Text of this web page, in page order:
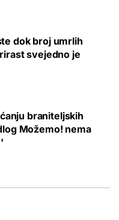
dok broj umrlih
svejedno je
braniteljskih
Možemo! nema